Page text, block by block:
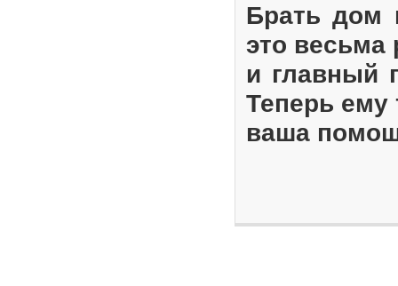
Брать дом
это весьма
и главный
Теперь ему
ваша